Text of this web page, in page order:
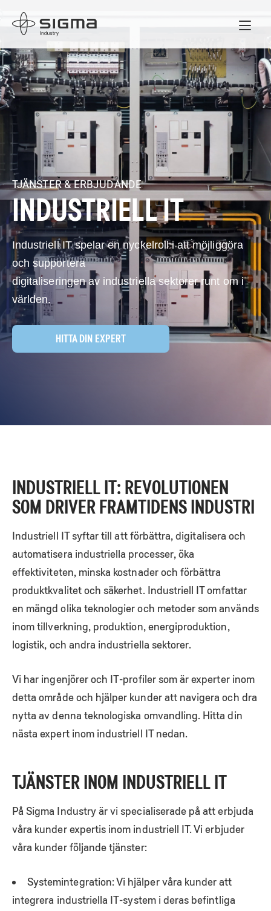
TJÄNSTER & ERBJUDANDE
INDUSTRIELL IT
Industriell IT spelar en nyckelroll i att möjliggöra
och supportera
digitaliseringen av industriella sektorer runt om i
världen.
HITTA DIN EXPERT
Home
INDUSTRIELL IT: REVOLUTIONEN
SOM DRIVER FRAMTIDENS INDUSTRI
Industriell IT syftar till att förbättra, digitalisera och
automatisera industriella processer, öka
effektiviteten, minska kostnader och förbättra
produktkvalitet och säkerhet. Industriell IT omfattar
en mängd olika teknologier och metoder som används
inom tillverkning, produktion, energiproduktion,
logistik, och andra industriella sektorer.
Vi har ingenjörer och IT-profiler som är experter inom
detta område och hjälper kunder att navigera och dra
nytta av denna teknologiska omvandling. Hitta din
nästa expert inom industriell IT nedan.
TJÄNSTER INOM INDUSTRIELL IT
På Sigma Industry är vi specialiserade på att erbjuda
våra kunder expertis inom industriell IT. Vi erbjuder
våra kunder följande tjänster:
Systemintegration: Vi hjälper våra kunder att
integrera industriella IT-system i deras befintliga